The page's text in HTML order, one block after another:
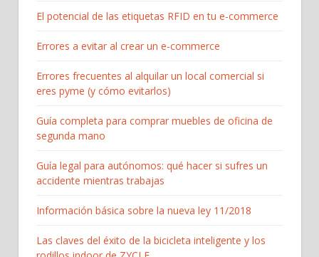
El potencial de las etiquetas RFID en tu e-commerce
Errores a evitar al crear un e-commerce
Errores frecuentes al alquilar un local comercial si
eres pyme (y cómo evitarlos)
Guía completa para comprar muebles de oficina de
segunda mano
Guía legal para autónomos: qué hacer si sufres un
accidente mientras trabajas
Información básica sobre la nueva ley 11/2018
Las claves del éxito de la bicicleta inteligente y los